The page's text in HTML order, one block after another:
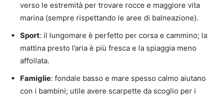
verso le estremità per trovare rocce e maggiore vita
marina (sempre rispettando le aree di balneazione).
Sport: il lungomare è perfetto per corsa e cammino; la
mattina presto l’aria è più fresca e la spiaggia meno
affollata.
Famiglie: fondale basso e mare spesso calmo aiutano
con i bambini; utile avere scarpette da scoglio per i